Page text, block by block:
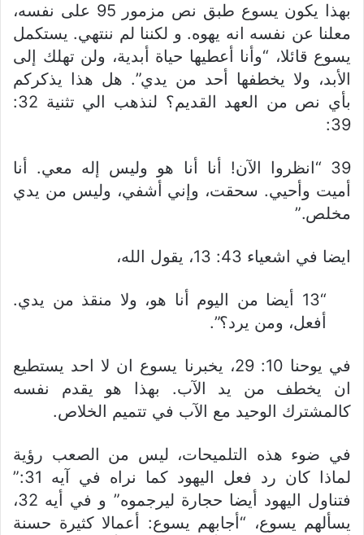
بهذا يكون يسوع طبق نص مزمور 95 على نفسه،
معلنا عن نفسه انه يهوه. و لكننا لم ننتهي. يستكمل
يسوع قائلا، “وأنا أعطيها حياة أبدية، ولن تهلك إلى
الأبد، ولا يخطفها أحد من يدي”. هل هذا يذكركم
بأي نص من العهد القديم؟ لنذهب الي تثنية 32:
39:
39 “انظروا الآن! أنا أنا هو وليس إله معي. أنا
أميت وأحيي. سحقت، وإني أشفي، وليس من يدي
مخلص.”
ايضا في اشعياء 43: 13، يقول الله،
“13 أيضا من اليوم أنا هو، ولا منقذ من يدي.
أفعل، ومن يرد؟”.
في يوحنا 10: 29، يخبرنا يسوع ان لا احد يستطيع
ان يخطف من يد الآب. بهذا هو يقدم نفسه
كالمشترك الوحيد مع الآب في تتميم الخلاص.
في ضوء هذه التلميحات، ليس من الصعب رؤية
لماذا كان رد فعل اليهود كما نراه في آيه 31:”
فتناول اليهود أيضا حجارة ليرجموه” و في أيه 32،
يسألهم يسوع، “أجابهم يسوع: أعمالا كثيرة حسنة